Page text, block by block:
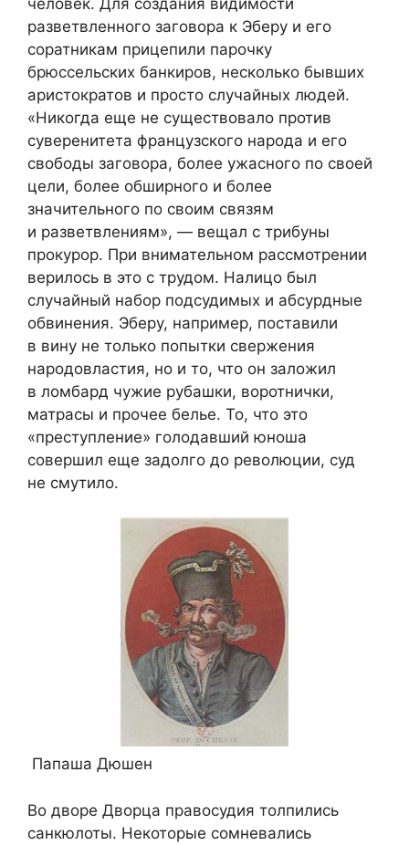
разветвленного заговора к Эберу и его
соратникам прицепили парочку
брюссельских банкиров, несколько бывших
аристократов и просто случайных людей.
«Никогда еще не существовало против
суверенитета французского народа и его
свободы заговора, более ужасного по своей
цели, более обширного и более
значительного по своим связям
и разветвлениям», — вещал с трибуны
прокурор. При внимательном рассмотрении
верилось в это с трудом. Налицо был
случайный набор подсудимых и абсурдные
обвинения. Эберу, например, поставили
в вину не только попытки свержения
народовластия, но и то, что он заложил
в ломбард чужие рубашки, воротнички,
матрасы и прочее белье. То, что это
«преступление» голодавший юноша
совершил еще задолго до революции, суд
не смутило.
Папаша Дюшен
Во дворе Дворца правосудия толпились
санкюлоты. Некоторые сомневались